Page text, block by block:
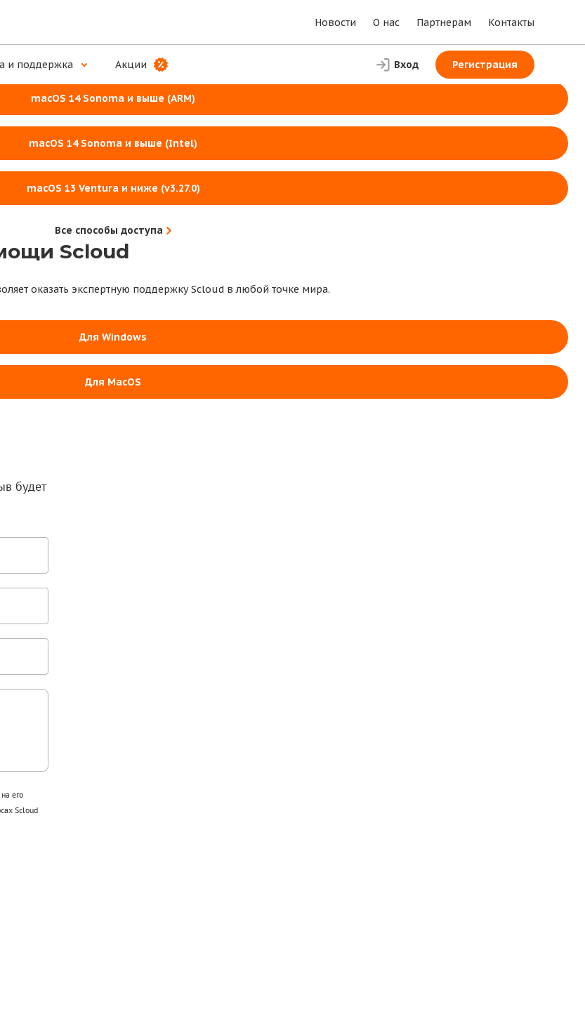
macOS 14 Sonoma и выше (ARM)
macOS 14 Sonoma и выше (Intel)
macOS 13 Ventura и ниже (v3.27.0)
Все способы доступа
Scloud
оказать экспертную поддержку Scloud в любой точке мира.
Для Windows
Для MacOS
Новости О нас Партнерам Контакты
и поддержка Акции Вход Регистрация
будет
его
Scloud